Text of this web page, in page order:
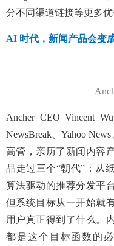
分不同渠道链接等更多优
AI 时代，新闻产品会变
Ancher CEO Vincent
NewsBreak、Yahoo
高管，亲历了新闻内容
品走过三个“朝代”：从
算法驱动的推荐分发平
但系统目标从一开始就
用户真正得到了什么。
都是这个目标函数的